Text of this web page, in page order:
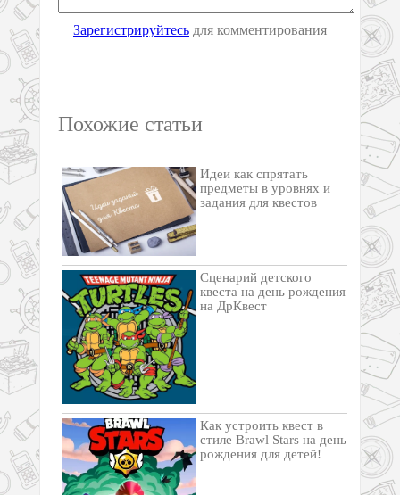
Зарегистрируйтесь для комментирования
Похожие статьи
Идеи как спрятать
предметы в уровнях и
задания для квестов
Сценарий детского
квеста на день рождения
на ДрКвест
Как устроить квест в
стиле Brawl Stars на день
рождения для детей!